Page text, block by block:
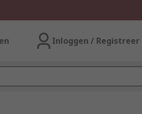
Inloggen / Registreer